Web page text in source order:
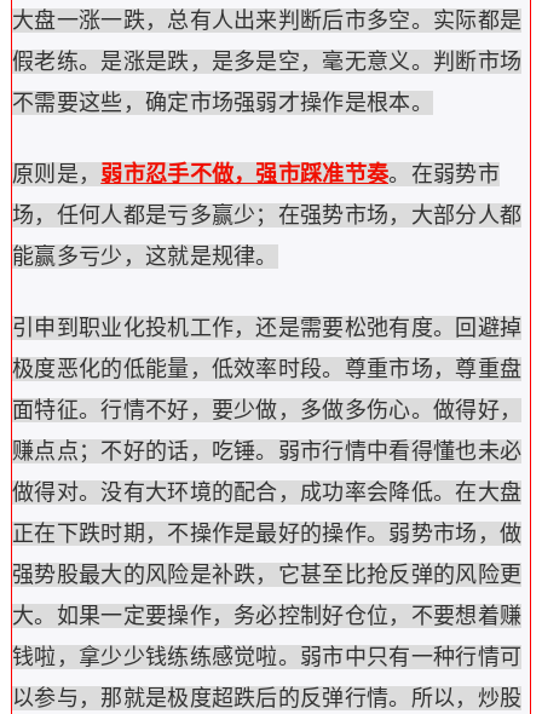
大盘一涨一跌，总有人出来判断后市多空。实际都是
假老练。是涨是跌，是多是空，毫无意义。判断市场
不需要这些，确定市场强弱才操作是根本。
原则是， 弱市忍手不做，强市踩准节奏。在弱势市
场，任何人都是亏多赢少；在强势市场，大部分人都
能赢多亏少，这就是规律。
引申到职业化投机工作，还是需要松弛有度。回避掉
极度恶化的低能量，低效率时段。尊重市场，尊重盘
面特征。行情不好，要少做，多做多伤心。做得好，
赚点点；不好的话，吃锤。弱市行情中看得懂也未必
做得对。没有大环境的配合，成功率会降低。在大盘
正在下跌时期，不操作是最好的操作。弱势市场，做
强势股最大的风险是补跌，它甚至比抢反弹的风险更
大。如果一定要操作，务必控制好仓位，不要想着赚
钱啦，拿少少钱练练感觉啦。弱市中只有一种行情可
以参与，那就是极度超跌后的反弹行情。所以，炒股